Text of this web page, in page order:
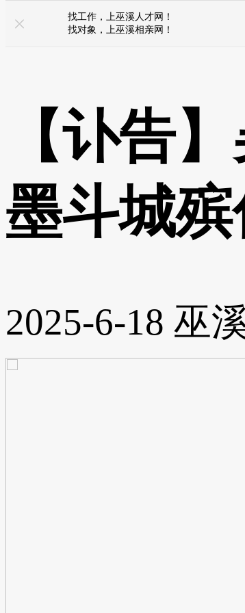
找工作，上巫溪人才网！
找对象，上巫溪相亲网！
【讣告
墨斗城
2025-6-18 巫